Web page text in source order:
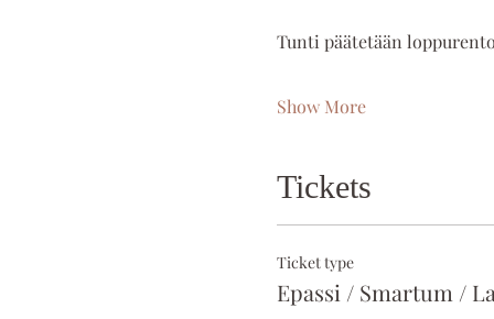
Tunti päätetään
Show More
Tickets
Ticket type
Epassi / Smartum /